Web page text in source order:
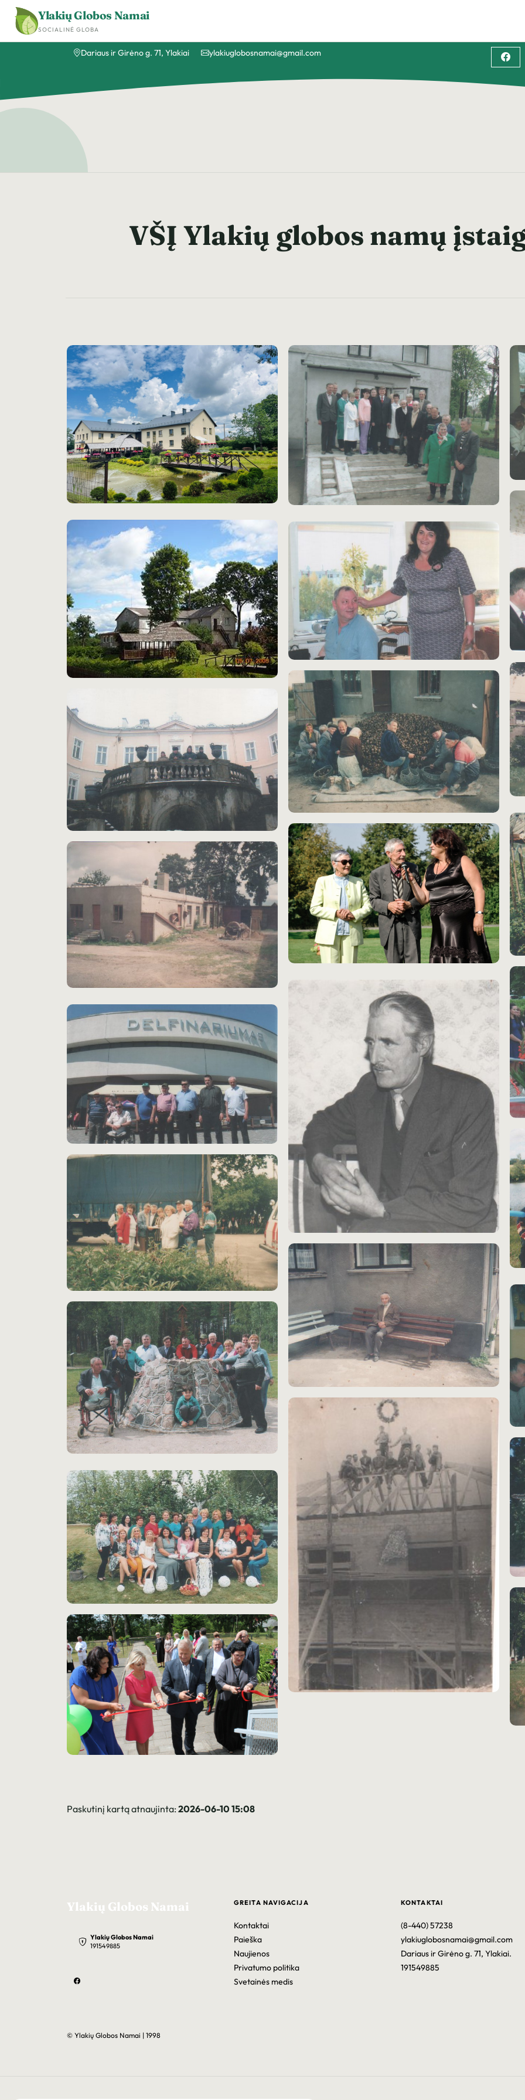
Dariaus ir Girėno g. 71, Ylakiai ylakiuglobosnamai@gmail.com
Ylakių Globos Namai
SOCIALINĖ GLOBA
VŠĮ Ylakių globos namų
Paskutinį kartą atnaujinta: 2026-06-10 15:08
Ylakių Globos Namai
Ylakių Globos Namai
191549885
GREITA NAVIGACIJA
Kontaktai
Paieška
Naujienos
Privatumo politika
Svetainės medis
KONTAKTAI
(8-440) 57238
ylakiuglobosnamai@gmail.com
Dariaus ir Girėno g. 71, Ylakiai.
191549885
© Ylakių Globos Namai | 1998